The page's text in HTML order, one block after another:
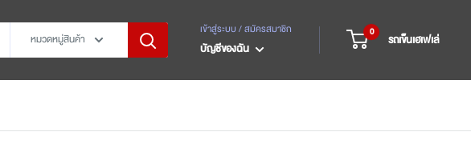
หมวดหมู่สินค้า
เข้าสู่ระบบ / สมัครสมาชิก
บัญชีของฉัน
0 รถเข็นเฮเฟเล่